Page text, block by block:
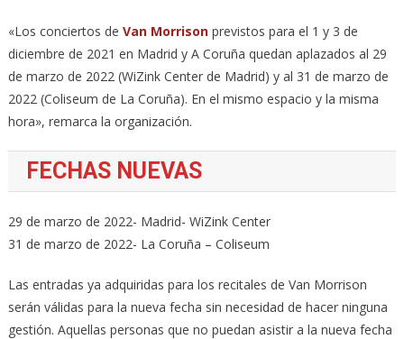
«Los conciertos de Van Morrisonprevistos para el 1 y 3 de
diciembre de 2021 en Madrid y A Coruña quedan aplazados al 29
de marzo de 2022 (WiZink Center de Madrid) y al 31 de marzo de
2022 (Coliseum de La Coruña). En el mismo espacio y la misma
hora», remarca la organización.
FECHAS NUEVAS
29 de marzo de 2022- Madrid- WiZink Center
31 de marzo de 2022- La Coruña – Coliseum
Las entradas ya adquiridas para los recitales de Van Morrison
serán válidas para la nueva fecha sin necesidad de hacer ninguna
gestión. Aquellas personas que no puedan asistir a la nueva fecha